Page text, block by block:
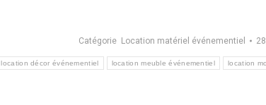
Catégorie Location matériel événementiel
location décor événementiel location meuble événementiel location